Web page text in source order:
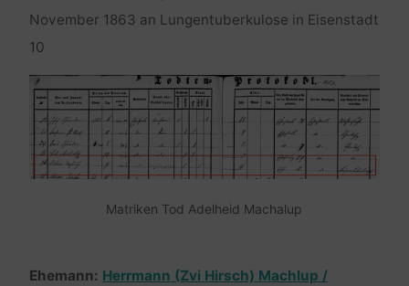
November 1863 an Lungentuberkulose in Eisenstadt
10
Matriken Tod Adelheid Machalup
Ehemann: Herrmann (Zvi Hirsch) Machlup /